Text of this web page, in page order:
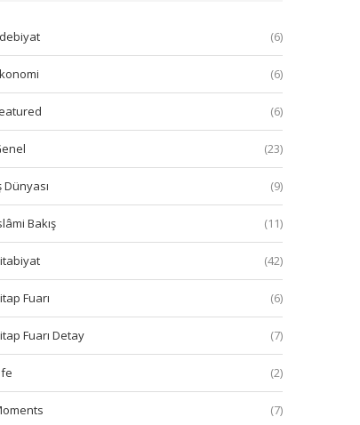
(6)
(6)
(6)
(23)
Dünyası (9)
Bakış (11)
(42)
Fuarı (6)
Fuarı Detay (7)
(2)
(7)